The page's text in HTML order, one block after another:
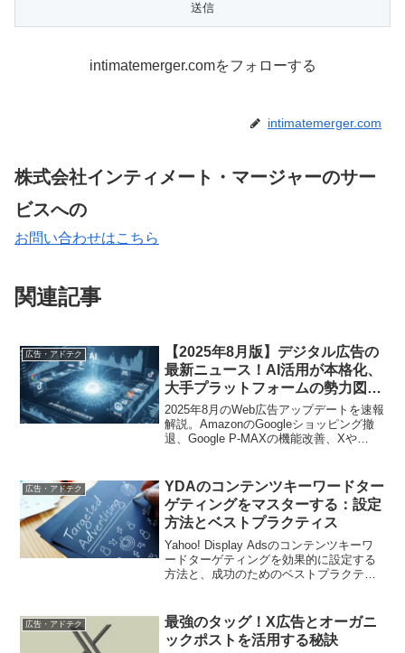
intimatemerger.comをフォローする
intimatemerger.com
株式会社インティメート・マージャーのサー
ビスへの
お問い合わせはこちら
関連記事
広告・アドテク
【2025年8月版】デジタル広告の
最新ニュース！AI活用が本格化、
大手プラットフォームの勢力図も
変化
2025年8月のWeb広告アップデートを速報
解説。AmazonのGoogleショッピング撤
退、Google P-MAXの機能改善、Xや
広告・アドテク
YDAのコンテンツキーワードター
ゲティングをマスターする：設定
方法とベストプラクティス
Yahoo! Display Adsのコンテンツキーワ
ードターゲティングを効果的に設定する
方法と、成功のためのベストプラクティ
す。
広告・アドテク
最強のタッグ！X広告とオーガニ
ックポストを活用する秘訣